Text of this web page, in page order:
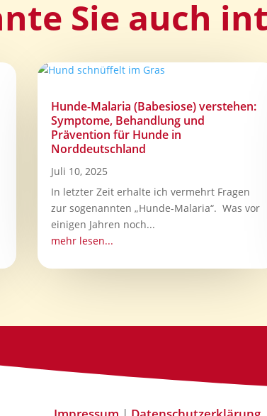
Sie auch
Hunde-Malaria (Babesiose) verstehen:
Symptome, Behandlung und
Prävention für Hunde in
Norddeutschland
Juli 10, 2025
In letzter Zeit erhalte ich vermehrt Fragen
zur sogenannten „Hunde-Malaria“. Was vor
einigen Jahren noch...
mehr lesen...